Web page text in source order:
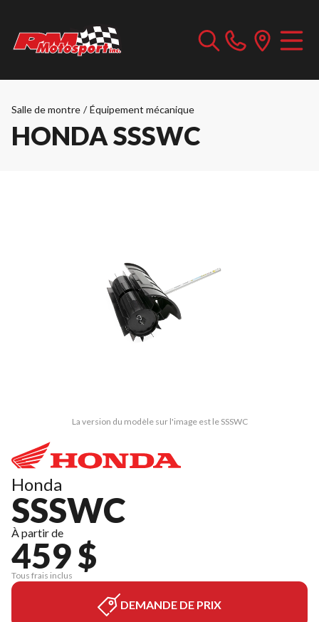
Salle de montre / Équipement mécanique
HONDA SSSWC
La version du modèle sur l'image est le SSSWC
Honda
SSSWC
À partir de
459 $
Tous frais inclus
DEMANDE DE PRIX